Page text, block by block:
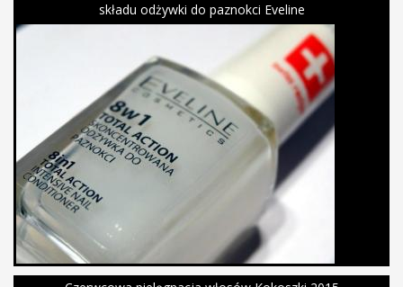
składu odżywki do paznokci Eveline